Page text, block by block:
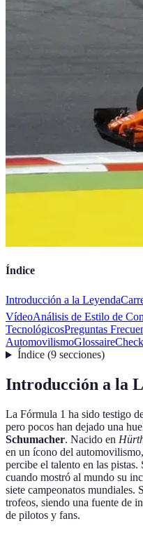
Índice
Introducción a la Leyenda
VídeoAnálisis de Estilo de
TecnológicosPreguntas
AutomovilismoGlossaire
Índice(9 secciones)
Introducción a la
La Fórmula 1 ha sido testigo
pero pocos han dejado una
Schumacher. Nacido en
en un ícono del
percibe el talento en las
cuando mostró al mundo su
siete campeonatos mundiales.
trofeos, siendo una fuente de
de pilotos y fans.